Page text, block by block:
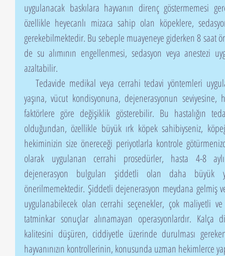
uygulanacak baskılara hayvanın direnç göstermemesi
özellikle heyecanlı mizaca sahip olan köpeklere,
gerekebilmektedir. Bu sebeple muayeneye giderken 8 saat
de su alımının engellenmesi, sedasyon veya anestezi
azaltabilir.
   Tedavide medikal veya cerrahi tedavi yöntemleri uygulanmaktadır. Ancak tedavi hastanın
yaşına, vücut kondisyonuna, dejenerasyonun
faktörlere göre değişiklik gösterebilir. Bu hastalığın
olduğundan, özellikle büyük ırk köpek sahibiyseniz,
hekiminizin size önereceği periyotlarla kontrole
olarak uygulanan cerrahi prosedürler, hasta 4-8
dejenerasyon bulguları şiddetli olan daha büyük
önerilmemektedir. Şiddetli dejenerasyon meydana gelmiş
uygulanabilecek olan cerrahi seçenekler, çok maliyetli
tatminkar sonuçlar alınamayan operasyonlardır. Kalça
kalitesini düşüren, ciddiyetle üzerinde durulması
hayvanınızın kontrollerinin, konusunda uzman hekimlerce